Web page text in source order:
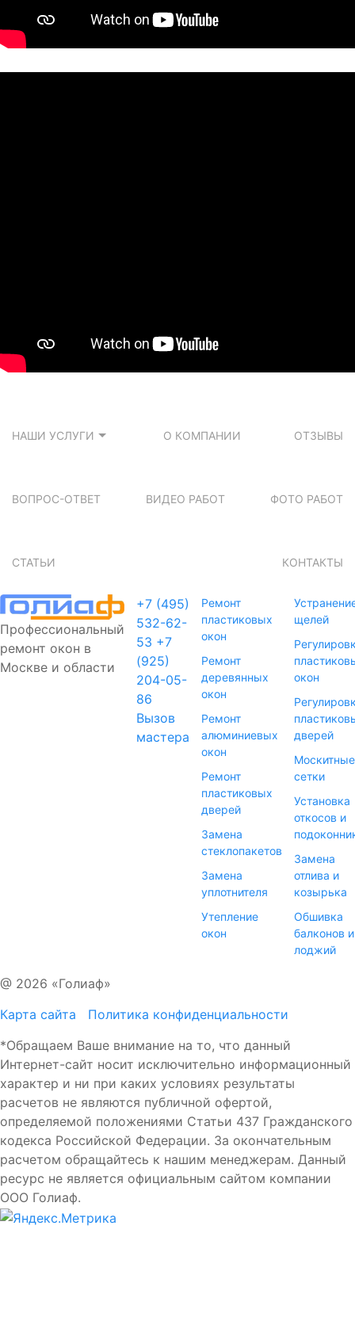
НАШИ УСЛУГИ О КОМПАНИИ ОТЗЫВЫ
ВОПРОС-ОТВЕТ ВИДЕО РАБОТ ФОТО РАБОТ
СТАТЬИ КОНТАКТЫ
Профессиональный
ремонт окон в
Москве и области
+7 (495)
532-62-
53 +7
(925)
204-05-
86
Вызов
мастера
Ремонт
пластиковых
окон
Ремонт
деревянных
окон
Ремонт
алюминиевых
окон
Ремонт
пластиковых
дверей
Замена
стеклопакетов
Замена
уплотнителя
Утепление
окон
щелей
окон
дверей
Москитные
сетки
Установка
откосов и
Замена
отлива и
козырька
Обшивка
балконов и
лоджий
@ 2026 «Голиаф»
Карта сайта
Политика конфиденциальности
*Обращаем Ваше внимание на то, что данный
Интернет-сайт носит исключительно информационный
характер и ни при каких условиях результаты
расчетов не являются публичной офертой,
определяемой положениями Статьи 437 Гражданского
кодекса Российской Федерации. За окончательным
расчетом обращайтесь к нашим менеджерам. Данный
ресурс не является официальным сайтом компании
ООО Голиаф.